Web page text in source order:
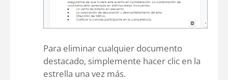
Para eliminar cualquier documento
destacado, simplemente hacer clic en la
estrella una vez más.